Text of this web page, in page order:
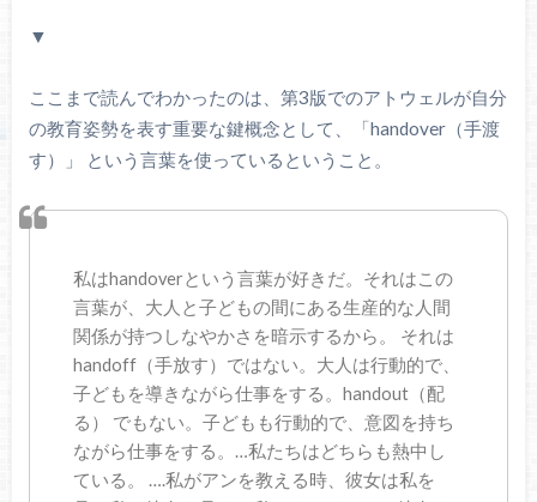
▼
ここまで読んでわかったのは、第3版でのアトウェルが自分
の教育姿勢を表す重要な鍵概念として、「handover（手渡
す）」 という言葉を使っているということ。
私はhandoverという言葉が好きだ。それはこの
言葉が、大人と子どもの間にある生産的な人間
関係が持つしなやかさを暗示するから。 それは
handoff（手放す）ではない。大人は行動的で、
子どもを導きながら仕事をする。handout（配
る） でもない。子どもも行動的で、意図を持ち
ながら仕事をする。…私たちはどちらも熱中し
ている。 ….私がアンを教える時、彼女は私を